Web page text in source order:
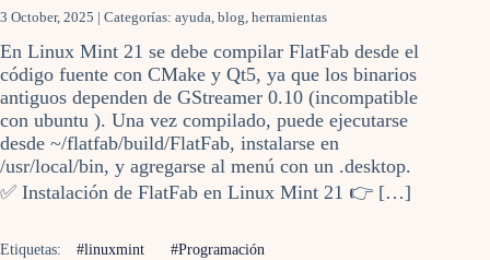
3 October, 2025 | Categorías: ayuda, blog, herramientas
En Linux Mint 21 se debe compilar FlatFab desde el
código fuente con CMake y Qt5, ya que los binarios
antiguos dependen de GStreamer 0.10 (incompatible
con ubuntu ). Una vez compilado, puede ejecutarse
desde ~/flatfab/build/FlatFab, instalarse en
/usr/local/bin, y agregarse al menú con un .desktop.
✅ Instalación de FlatFab en Linux Mint 21 👉 […]
Etiquetas: #linuxmint #Programación